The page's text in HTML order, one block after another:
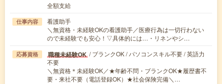
全額支給
仕事内容
看護助手
＼無資格・未経験OKの看護助手／医療行為は一切行わない
ので未経験でも安心！▽具体的には…・リネンやシ…
応募資格 職種未経験OK / ブランクOK / パソコンスキル不要 / 英語力
不要
＼無資格＊未経験OK／★年齢不問・ブランクOK★履歴書不
要・来社不要（電話登録OK）★社会保険完備＼…